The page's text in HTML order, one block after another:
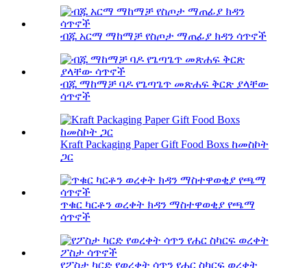
ብጁ አርማ ማከማቻ የስጦታ ማጠፊያ ክዳን ሳጥኖች
ብጁ ማከማቻ ባዶ የጌጣጌጥ መጽሐፍ ቅርጽ ያላቸው
ሳጥኖች
Kraft Packaging Paper Gift Food Boxs ከመስኮት
ጋር
ጥቁር ካርቶን ወረቀት ክዳን ማስተዋወቂያ የጫማ
ሳጥኖች
የፖስታ ካርድ የወረቀት ሳጥን የሐር ስካርፍ ወረቀት